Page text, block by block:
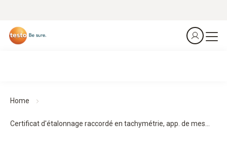
Home
Certificat d'étalonnage raccordé en tachymétrie, app. de mes...